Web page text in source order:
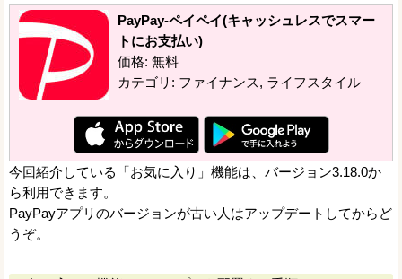
PayPay-ペイペイ(キャッシュレスでスマー
トにお支払い)
価格: 無料
カテゴリ: ファイナンス, ライフスタイル
今回紹介している「お気に入り」機能は、バージョン3.18.0か
ら利用できます。
PayPayアプリのバージョンが古い人はアップデートしてからど
うぞ。